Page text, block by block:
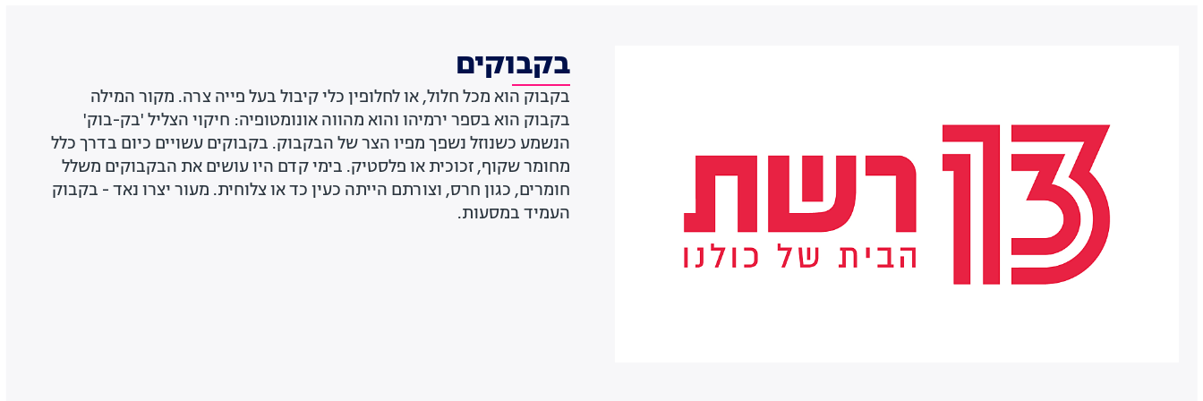
בקבוקים
בקבוק הוא מכל חלול, או לחלופין כלי קיבול בעל פייה צרה. מקור המילה
בקבוק הוא בספר ירמיהו והוא מהווה אונומטופיה: חיקוי הצליל 'בק-בוק'
הנשמע כשנוזל נשפך מפיו הצר של הבקבוק. בקבוקים עשויים כיום בדרך כלל
מחומר שקוף, זכוכית או פלסטיק. בימי קדם היו עושים את הבקבוקים משלל
חומרים, כגון חרס, וצורתם הייתה כעין כד או צלוחית. מעור יצרו נאד - בקבוק
העמיד במסעות.